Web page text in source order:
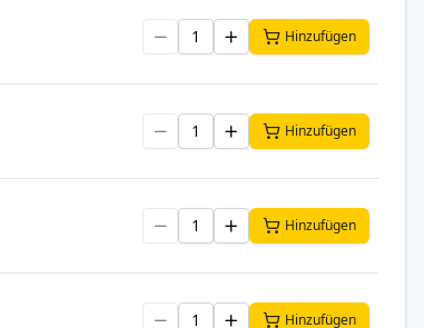
Hinzufügen
Hinzufügen
Hinzufügen
Hinzufügen